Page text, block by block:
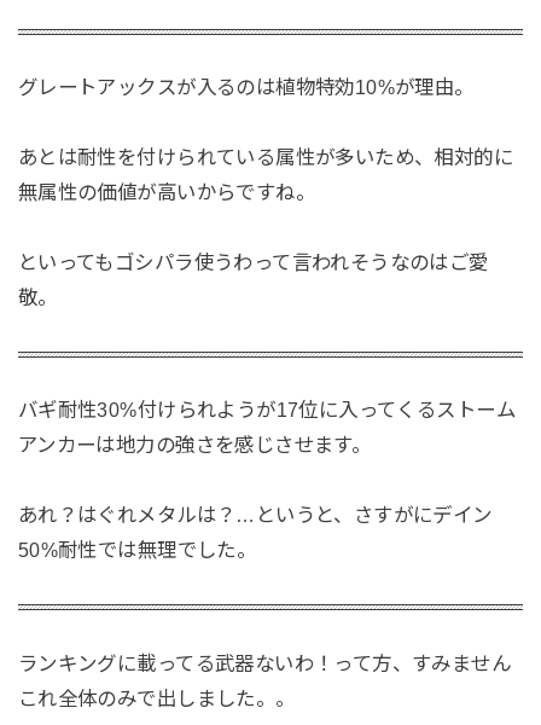
グレートアックスが入るのは植物特効10%が理由。
あとは耐性を付けられている属性が多いため、相対的に
無属性の価値が高いからですね。
といってもゴシパラ使うわって言われそうなのはご愛
敬。
バギ耐性30%付けられようが17位に入ってくるストーム
アンカーは地力の強さを感じさせます。
あれ？はぐれメタルは？…というと、さすがにデイン
50%耐性では無理でした。
ランキングに載ってる武器ないわ！って方、すみません
これ全体のみで出しました。。